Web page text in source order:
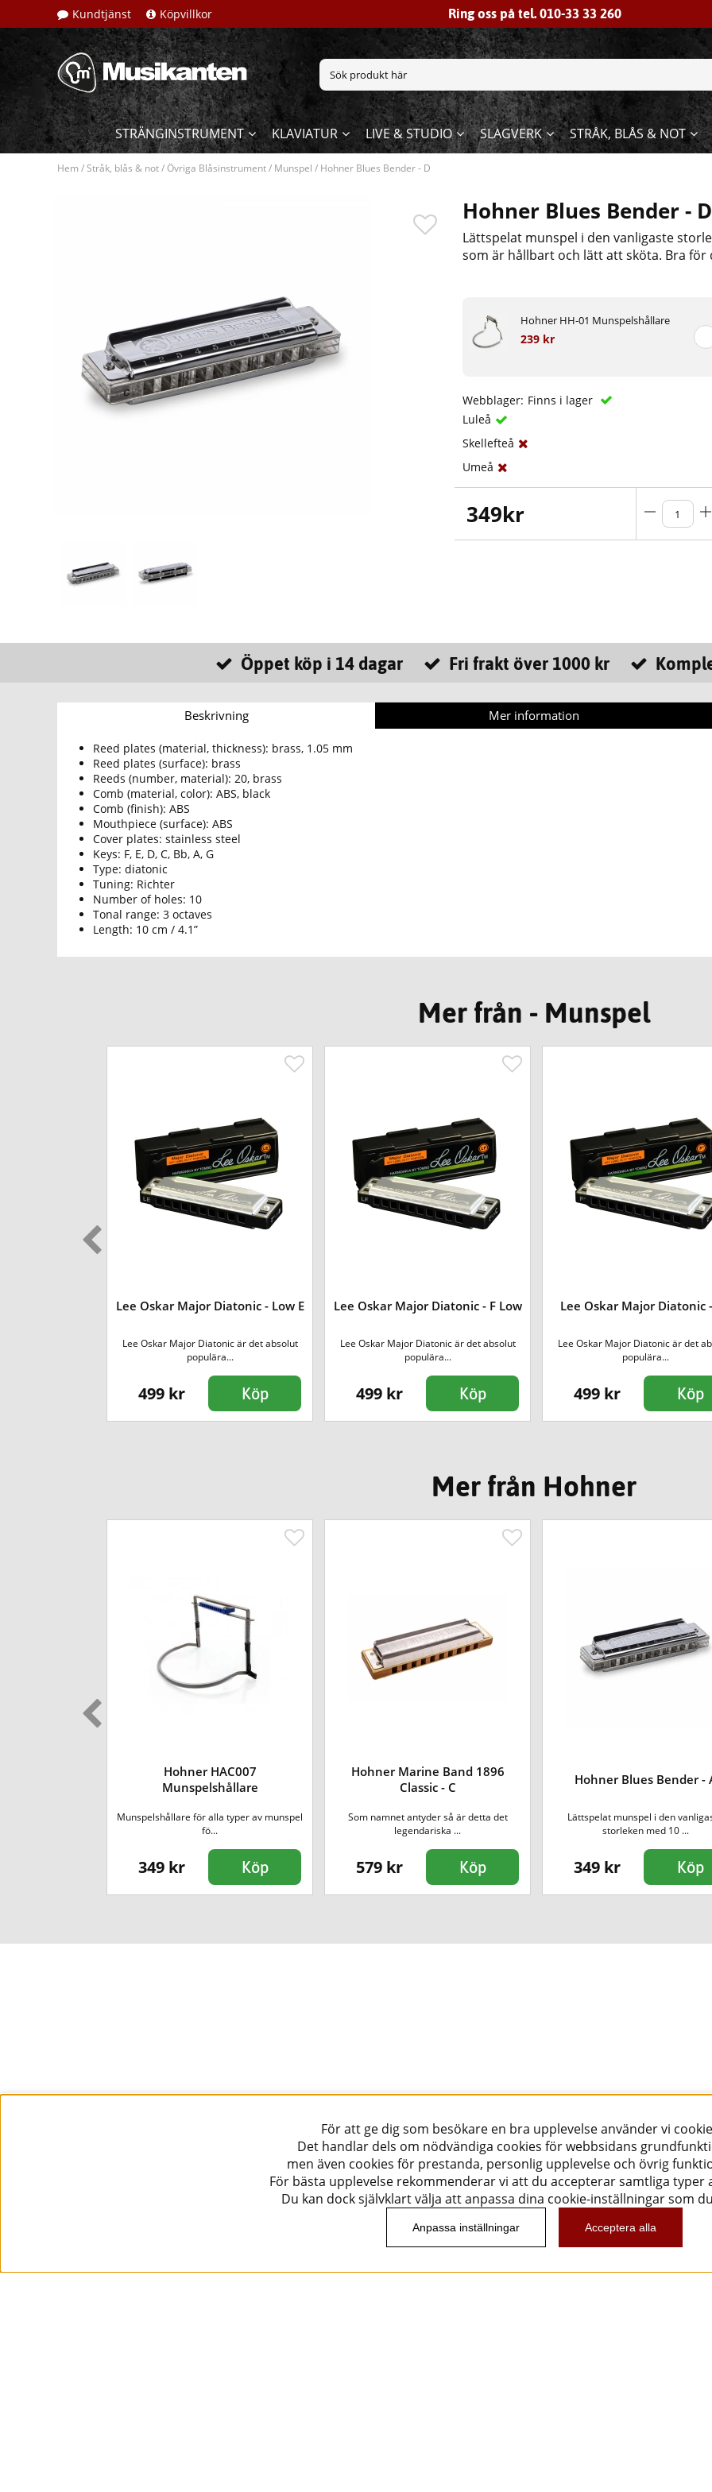
Kundtjänst Köpvillkor Ring oss på tel. 010-33 33 260
STRÄNGINSTRUMENT KLAVIATUR LIVE & STUDIO SLAGVERK STRÅK, BLÅS & NOT
Hem /Stråk, blås & not/Övriga Blåsinstrument/ Munspel / Hohner Blues Bender - D
Hohner Blues Bender - D
Lättspelat munspel i den vanligaste
som är hållbart och lätt att sköta. Bra
Hohner HH-01 Munspelshållare
239 kr
Webblager: Finns i lager
Luleå
Skellefteå
Umeå
349kr
Öppet köp i 14 dagar Fri frakt över 1000 kr
Beskrivning Mer information
Reed plates (material, thickness): brass, 1.05 mm
Reed plates (surface): brass
Reeds (number, material): 20, brass
Comb (material, color): ABS, black
Comb (finish): ABS
Mouthpiece (surface): ABS
Cover plates: stainless steel
Keys: F, E, D, C, Bb, A, G
Type: diatonic
Tuning: Richter
Number of holes: 10
Tonal range: 3 octaves
Length: 10 cm / 4.1”
Mer från - Munspel
Lee Oskar Major Diatonic - Low E
Lee Oskar Major Diatonic är det absolut
populära...
499 kr Köp
Lee Oskar Major Diatonic - F Low
Lee Oskar Major Diatonic är det absolut
populära...
499 kr Köp
Lee Oskar Major Diatonic
Lee Oskar Major Diatonic är det
populära...
499 kr Köp
Mer från Hohner
Hohner HAC007
Munspelshållare
Munspelshållare för alla typer av munspel
fö...
349 kr Köp
Hohner Marine Band 1896
Classic - C
Som namnet antyder så är detta det
legendariska ...
579 kr Köp
Hohner Blues Bender -
Lättspelat munspel i den
storleken med 10 ...
349 kr Köp
För att ge dig som besökare en bra upplevelse använder vi
Det handlar dels om nödvändiga cookies för webbsidans
men även cookies för prestanda, personlig upplevelse och övrig
För bästa upplevelse rekommenderar vi att du accepterar samtliga typer
Du kan dock självklart välja att anpassa dina cookie-inställningar som
Anpassa inställningar Acceptera alla